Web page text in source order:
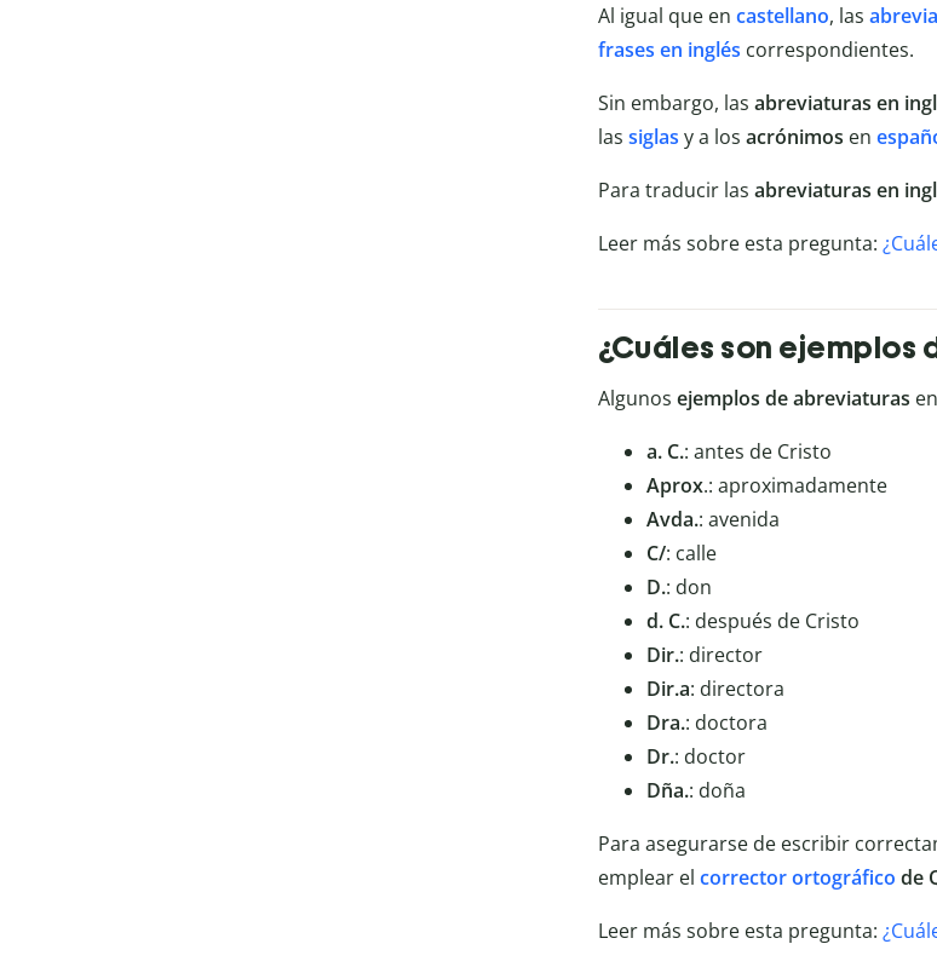
Al igual que en castellano, las
frases en inglés correspondientes.
Sin embargo, las abreviaturas en
las siglas y a los acrónimos en
Para traducir las abreviaturas en
Leer más sobre esta pregunta:
¿Cuáles son ejemplos
Algunos ejemplos de abreviaturas en
a. C.: antes de Cristo
Aprox.: aproximadamente
Avda.: avenida
C/: calle
D.: don
d. C.: después de Cristo
Dir.: director
Dir.a: directora
Dra.: doctora
Dr.: doctor
Dña.: doña
Para asegurarse de escribir
emplear el corrector ortográfico de
Leer más sobre esta pregunta: